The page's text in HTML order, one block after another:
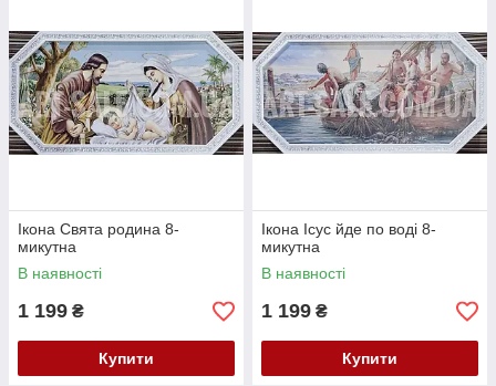
Ікона Свята родина 8-
микутна
В наявності
1 199 ₴
Купити
Ікона Ісус йде по воді 8-
микутна
В наявності
1 199 ₴
Купити